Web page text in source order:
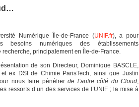
Numérique Île-de-France (UNIF.fr), a pour
numériques des établissements
recherche, principalement en Île-de-France.
de son Directeur, Dominique BASCLE,
ex DSI de Chimie ParisTech, ainsi que Justin
nous faire pénétrerde l’autre côté du Cloud,
ressorts d’un des services de l’UNIF ; la mise à